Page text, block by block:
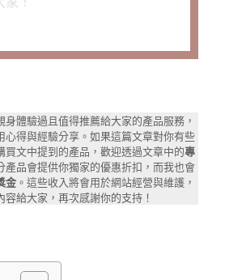
體驗過且值得推薦給大家的產品服務，
心得與經驗分享。如果這篇文章對你有些
買文中提到的產品，歡迎透過文章中的專
產品會提供你獨家的優惠折扣，而我也會
金 。這些收入將會用於網站經營與維護，
給大家，再次感謝你的支持！